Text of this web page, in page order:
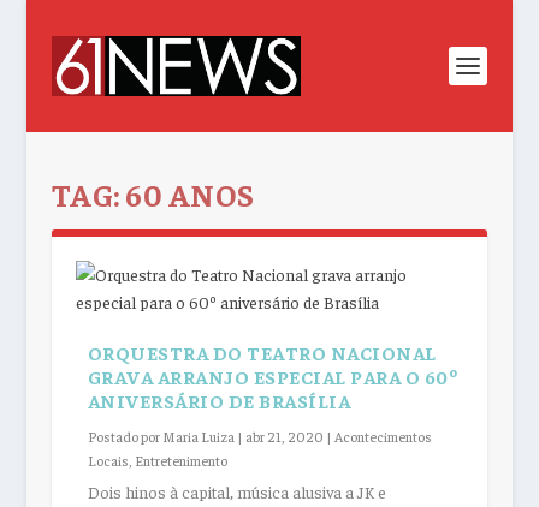
TAG:60 ANOS
ORQUESTRA DO TEATRO NACIONAL
GRAVA ARRANJO ESPECIAL PARA O 60º
ANIVERSÁRIO DE BRASÍLIA
Postado porMaria Luiza | abr 21, 2020 | Acontecimentos
Locais Entretenimento
Dois hinos à capital, música alusiva a JK e